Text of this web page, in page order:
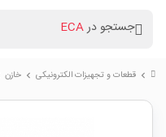
جستجو درECA
chevron_right قطعات و تجهیزات الکترونیکی chevron_right خازن